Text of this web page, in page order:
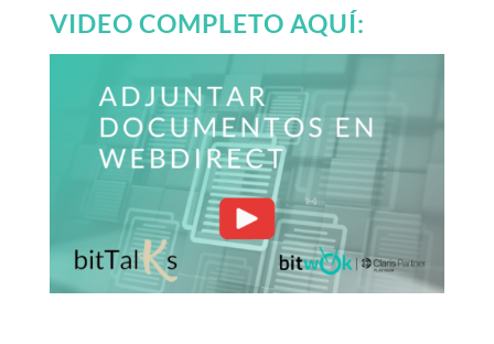
VIDEO COMPLETO AQUÍ: